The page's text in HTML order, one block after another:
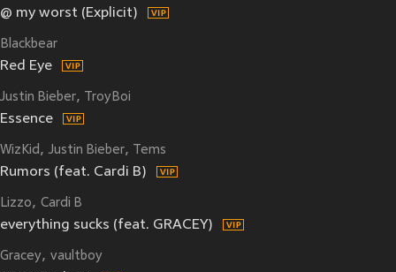
@ my worst (Explicit)
Blackbear
Red Eye
Justin Bieber TroyBoi
Essence
WizKid Justin Bieber Tems
Rumors (feat. Cardi B)
Lizzo Cardi B
everything sucks (feat. GRACEY)
Gracey vaultboy